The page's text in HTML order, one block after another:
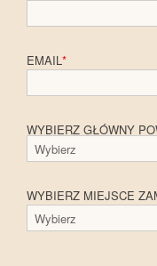
EMAIL *
WYBIERZ GŁÓWNY
WYBIERZ MIEJSCE